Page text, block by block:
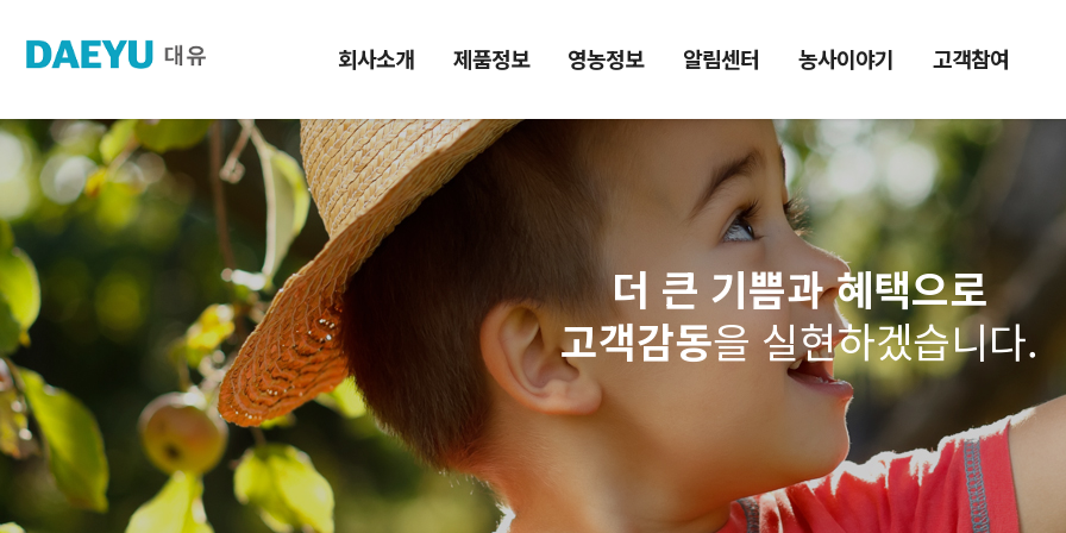
회사소개 제품정보 영농정보 알림센터 농사이야기 고객참여
더 큰 기쁨과 혜택으로
고객감동을 실현하겠습니다.